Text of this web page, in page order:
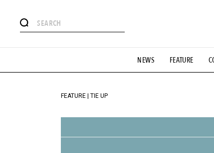
NEWS FEATURE
#憧れの逸品 #ESSENTIAL
#GH 銘品の所以 #フイナムのYouTube #Commune H
#HANDSOME HANDBOOK
FEATURE | TIE UP